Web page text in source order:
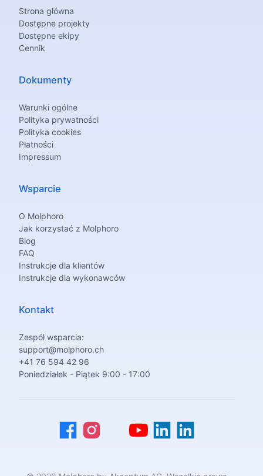
Strona główna
Dostępne projekty
Dostępne ekipy
Cennik
Dokumenty
Warunki ogólne
Polityka prywatności
Polityka cookies
Płatności
Impressum
Wsparcie
O Molphoro
Jak korzystać z Molphoro
Blog
FAQ
Instrukcje dla klientów
Instrukcje dla wykonawców
Kontakt
Zespół wsparcia:
support@molphoro.ch
+41 76 594 42 96
Poniedziałek - Piątek 9:00 - 17:00